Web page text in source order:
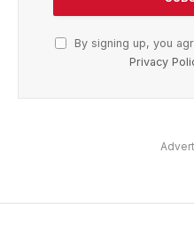
By signing up, you
Privacy